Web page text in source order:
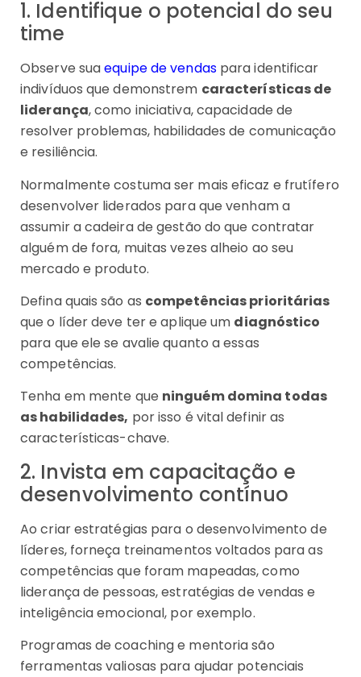
1. Identifique o potencial do seu
time
Observe suaequipe de vendaspara identificar
indivíduos que demonstrem características de
liderança, como iniciativa, capacidade de
resolver problemas, habilidades de comunicação
e resiliência.
Normalmente costuma ser mais eficaz e frutífero
desenvolver liderados para que venham a
assumir a cadeira de gestão do que contratar
alguém de fora, muitas vezes alheio ao seu
mercado e produto.
Defina quais são as competências prioritárias
que o líder deve ter e aplique um diagnóstico
para que ele se avalie quanto a essas
competências.
Tenha em mente que ninguém domina todas
as habilidades, por isso é vital definir as
características-chave.
2. Invista em capacitação e
desenvolvimento contínuo
Ao criar estratégias para o desenvolvimento de
líderes, forneça treinamentos voltados para as
competências que foram mapeadas, como
liderança de pessoas, estratégias de vendas e
inteligência emocional, por exemplo.
Programas de coaching e mentoria são
ferramentas valiosas para ajudar potenciais